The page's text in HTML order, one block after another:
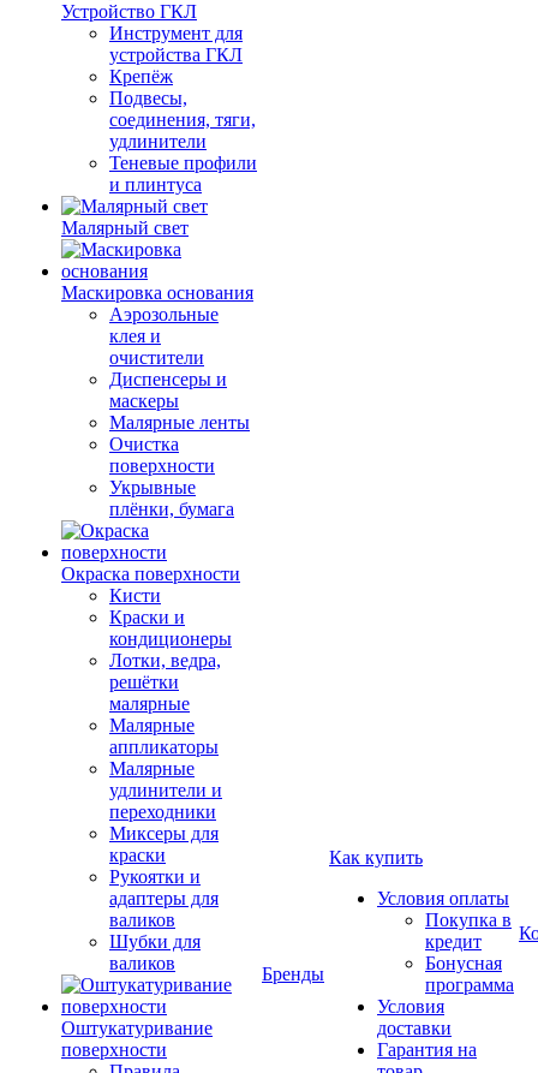
Устройство ГКЛ
Инструмент для
устройства ГКЛ
Крепёж
Подвесы,
соединения, тяги,
удлинители
Теневые профили
и плинтуса
Малярный свет
Маскировка основания
Аэрозольные
клея и
очистители
Диспенсеры и
маскеры
Малярные ленты
Очистка
поверхности
Укрывные
плёнки, бумага
Окраска поверхности
Кисти
Краски и
кондиционеры
Лотки, ведра,
решётки
малярные
Малярные
аппликаторы
Малярные
удлинители и
переходники
Миксеры для
краски
Рукоятки и
адаптеры для
валиков
Шубки для
валиков
Оштукатуривание
поверхности
Бренды
Как купить
Условия оплаты
Покупка в
кредит
Бонусная
программа
Условия
доставки
Гарантия на